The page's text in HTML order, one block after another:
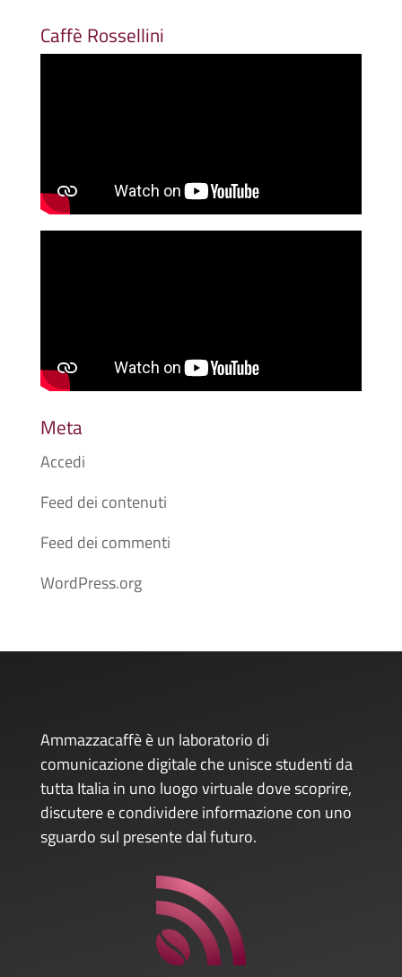
Caffè Rossellini
Meta
Accedi
Feed dei contenuti
Feed dei commenti
WordPress.org
Ammazzacaffè è un laboratorio di
comunicazione digitale che unisce studenti da
tutta Italia in uno luogo virtuale dove scoprire,
discutere e condividere informazione con uno
sguardo sul presente dal futuro.